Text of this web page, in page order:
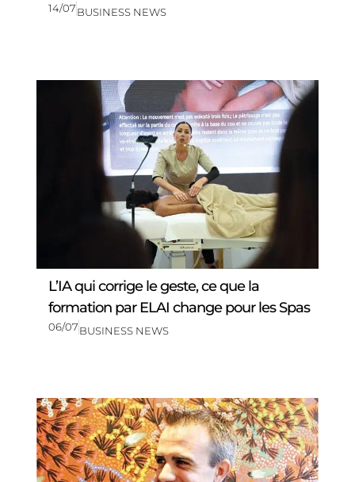
14/07BUSINESS NEWS
L’IA qui corrige le geste, ce que la
formation par ELAI change pour les Spas
06/07BUSINESS NEWS